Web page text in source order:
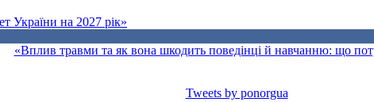
України на 2027 рік»
«Вплив травми та як вона шкодить поведінці й навчанню: що
Tweets by ponorgua